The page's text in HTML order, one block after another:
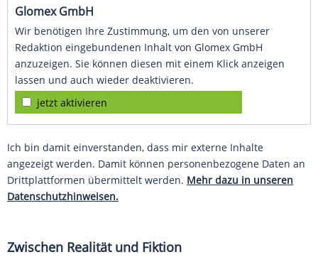
Glomex GmbH
Wir benötigen Ihre Zustimmung, um den von unserer
Redaktion eingebundenen Inhalt von Glomex GmbH
anzuzeigen. Sie können diesen mit einem Klick anzeigen
lassen und auch wieder deaktivieren.
jetzt aktivieren
Ich bin damit einverstanden, dass mir externe Inhalte
angezeigt werden. Damit können personenbezogene Daten an
Drittplattformen übermittelt werden. Mehr dazu in unseren
Datenschutzhinweisen.
Zwischen Realität und Fiktion